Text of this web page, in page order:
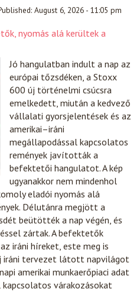
August 6, 2026 - 11:05 pm
nyomás alá kerültek a
Jó hangulatban indult a nap az
európai tőzsdéken, a Stoxx
600 új történelmi csúcsra
emelkedett, miután a kedvező
vállalati gyorsjelentések és az
amerikai–iráni
megállapodással kapcsolatos
remények javították a
befektetői hangulatot. A kép
ugyanakkor nem mindenhol
eladói nyomás alá
Délutánra megjött a
beütötték a nap végén, és
zártak. A befektetők
iráni híreket, este meg is
iráni tervezet látott napvilágot
amerikai munkaerőpiaci adat
várakozásokat